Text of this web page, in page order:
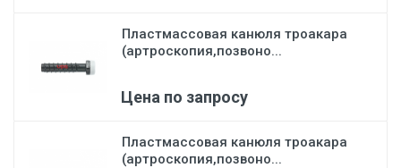
Пластмассовая канюля троакара
(артроскопия,позвоно...
Цена по запросу
Пластмассовая канюля троакара
(артроскопия,позвоно...